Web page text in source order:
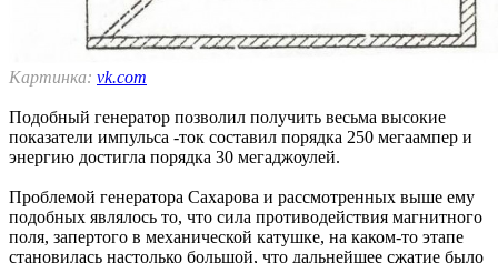
Картинка: vk.com
Подобный генератор позволил получить весьма высокие
показатели импульса -ток составил порядка 250 мегаампер и
энергию достигла порядка 30 мегаджоулей.
Проблемой генератора Сахарова и рассмотренных выше ему
подобных являлось то, что сила противодействия магнитного
поля, запертого в механической катушке, на каком-то этапе
становилась настолько большой, что дальнейшее сжатие было